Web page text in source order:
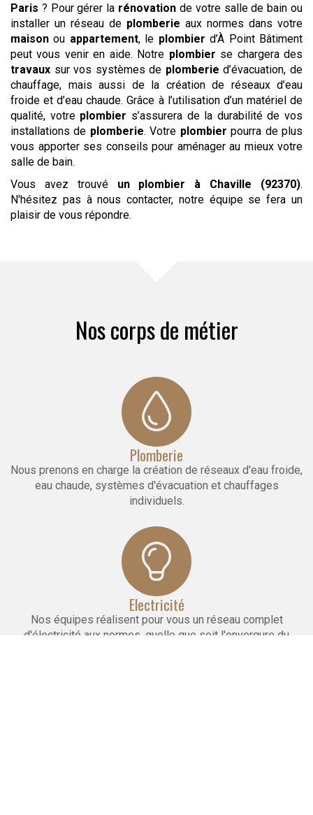
Paris ? Pour gérer la rénovation de votre salle de bain ou
installer un réseau de plomberie aux normes dans votre
maison ou appartement, le plombier d’À Point Bâtiment
peut vous venir en aide. Notre plombier se chargera des
travaux sur vos systèmes de plomberie d’évacuation, de
chauffage, mais aussi de la création de réseaux d’eau
froide et d’eau chaude. Grâce à l’utilisation d’un matériel de
qualité, votre plombier s’assurera de la durabilité de vos
installations de plomberie. Votre plombier pourra de plus
vous apporter ses conseils pour aménager au mieux votre
salle de bain.
Vous avez trouvé un plombier à Chaville (92370).
N'hésitez pas à nous contacter, notre équipe se fera un
plaisir de vous répondre.
Nos corps de métier
Plomberie
Nous prenons en charge la création de réseaux d'eau froide,
eau chaude, systèmes d'évacuation et chauffages
individuels.
Electricité
Nos équipes réalisent pour vous un réseau complet
d'électricité aux normes, quelle que soit l'envergure du